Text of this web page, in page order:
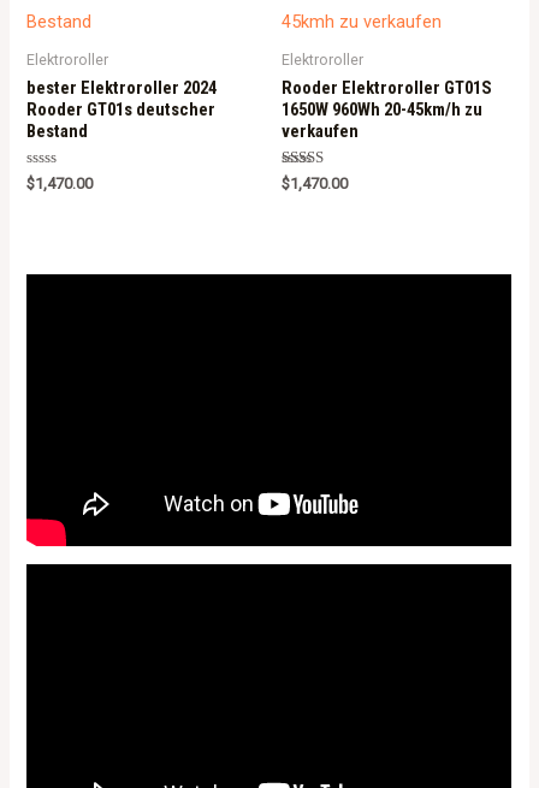
f
5
Elektroroller
bester Elektroroller 2024
Rooder GT01s deutscher
Bestand
R
a
$1,470.00
Elektroroller
Rooder Elektroroller GT01S
1650W 960Wh 20-45km/h zu
verkaufen
Rated
5.00
$1,470.00